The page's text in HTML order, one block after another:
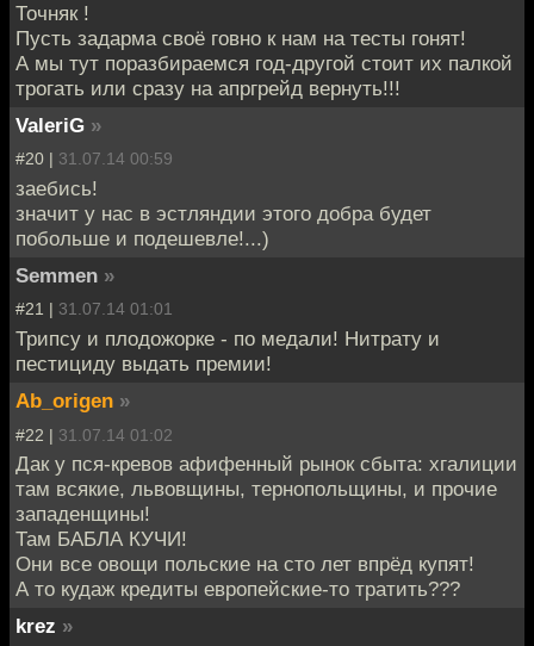
Точняк !
Пусть задарма своё говно к нам на тесты гонят!
А мы тут поразбираемся год-другой стоит их палкой
трогать или сразу на апргрейд вернуть!!!
ValeriG »
#20 | 31.07.14 00:59
заебись!
значит у нас в эстляндии этого добра будет
побольше и подешевле!...)
Semmen »
#21 | 31.07.14 01:01
Трипсу и плодожорке - по медали! Нитрату и
пестициду выдать премии!
Ab_origen »
#22 | 31.07.14 01:02
Дак у пся-кревов афифенный рынок сбыта: хгалиции
там всякие, львовщины, тернопольщины, и прочие
западенщины!
Там БАБЛА КУЧИ!
Они все овощи польские на сто лет впрёд купят!
А то кудаж кредиты европейские-то тратить???
krez »